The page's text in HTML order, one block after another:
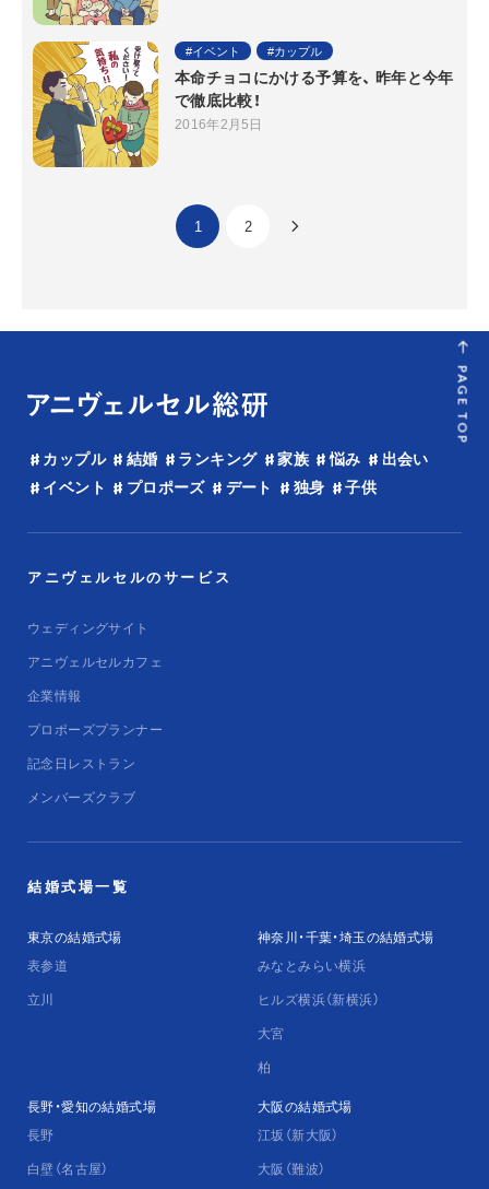
イベント カップル
本命チョコにかける予算を、 昨年と今年
で徹底比較！
2016年2月5日
1 2
PAGE TOP
カップル 結婚 ランキング 家族 悩み
出会い
イベント
プロポーズ デート 独身 子供
アニヴェルセルのサービス
ウェディングサイト
アニヴェルセルカフェ
企業情報
プロポーズプランナー
記念日レストラン
メンバーズクラブ
結婚式場一覧
東京の結婚式場
表参道
立川
神奈川・千葉・埼玉の結婚式場
みなとみらい横浜
ヒルズ横浜（新横浜）
大宮
柏
長野・愛知の結婚式場
長野
白壁（名古屋）
大阪の結婚式場
江坂（新大阪）
大阪（難波）